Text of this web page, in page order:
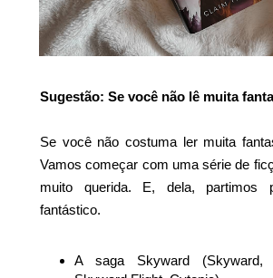
Sugestão: Se você não lê muita
Se você não costuma ler muita
Vamos começar com uma série de
muito querida. E, dela, partimos
fantástico.
A saga Skyward (Skyward,